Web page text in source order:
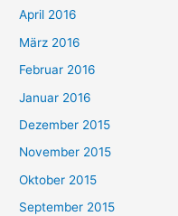
April 2016
März 2016
Februar 2016
Januar 2016
Dezember 2015
November 2015
Oktober 2015
September 2015